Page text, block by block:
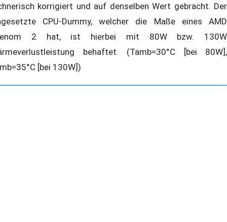
korrigiert und auf denselben Wert gebracht. Der
CPU-Dummy, welcher die Maße eines AMD
2 hat, ist hierbei mit 80W bzw. 130W
behaftet. (Tamb=30°C [bei 80W],
[bei 130W])